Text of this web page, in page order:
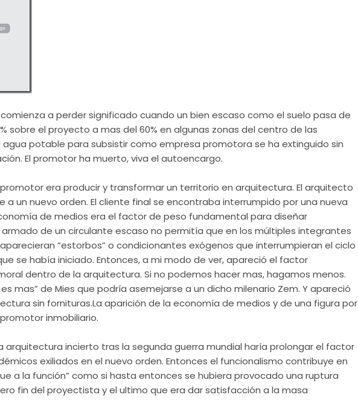
a perder significado cuando un bien escaso como el suelo pasa de
sobre el proyecto a mas del 60% en algunas zonas del centro de las
agua potable para subsistir como empresa promotora se ha extinguido sin
. El promotor ha muerto, viva elautoencargo.
era producir y transformar un territorio en arquitectura. El arquitecto
a un nuevo orden. El cliente final se encontraba interrumpido por una nueva
de medios era el factor de peso fundamental para diseñar
de un circulante escaso no permitía que en los múltiples integrantes
aparecieran “estorbos” o condicionantesexógenos que interrumpieran el ciclo
se había iniciado. Entonces, a mi modo de ver, apareció el factor
dentro de la arquitectura. Si no podemos hacer mas, hagamos menos.
mas” de Mies que podría asemejarse a un dicho milenario Zem. Y apareció
sin fornituras.Laaparición de laeconomía de medios y de una figura por
inmobiliario.
arquitectura incierto tras la segunda guerra mundial haría prolongar el factor
exiliados en el nuevo orden. Entonces el funcionalismo contribuye en
a la función” como si hasta entonces se hubiera provocado una ruptura
fin del proyectista y el ultimo que era dar satisfacción a la masa